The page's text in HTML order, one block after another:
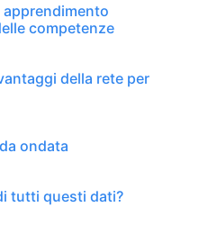
apprendimento
competenze
della rete per
ondata
tutti questi dati?